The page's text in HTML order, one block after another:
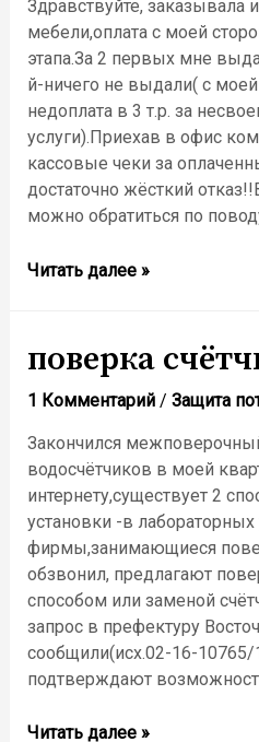
Здравствуйте, заказывала
мебели,оплата с моей
этапа.За 2 первых мне
й-ничего не выдали( с
недоплата в 3 т.р. за
услуги).Приехав в офис
кассовые чеки за
достаточно жёсткий
можно обратиться по
Кассовый
Читать далее »
поверка
1 Комментарий / Защита
Закончился
водосчётчиков в моей
интернету,существует 2
установки -в лабораторных
фирмы,занимающиеся
обзвонил, предлагают
способом или заменой
запрос в префектуру
сообщили(исх.02-16-10765/
подтверждают
поверка
Читать далее »